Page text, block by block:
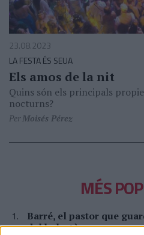
23.08.2023
LA FESTA ÉS SEUA
Els amos de la nit
Quins són els principals
nocturns?
PerMoisés Pérez
MÉS
Barré, el pastor que
del belsetà